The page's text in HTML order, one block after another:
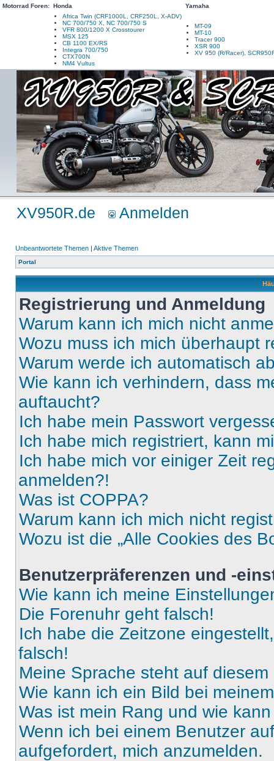
Motorrad Foren: Honda
Yamaha
Africa Twin (CRF1000L, CRF250L, X-ADV)
NC 700/750 X, NC 700/750 S
VFR 800/1200 X Crosstourer
MSX 125
CB 1100 EX/RS
Integra 700/750
CTX700N
NM4 Vultus
MT-09
MT-10
Tracer 900
XSR 900
XV 950 (R/Racer),
XV950R.de Anmelden
Unbeantwortete Themen | Aktive Themen
Portal
Registrierung und Anmeldung
Warum kann ich mich nicht
Wozu muss ich mich überhaupt
Warum werde ich automatisch
Wie kann ich verhindern, dass
auftaucht?
Ich habe mein Passwort
Ich habe mich registriert, kann
Ich habe mich vor einiger Zeit
anmelden?!
Was ist COPPA?
Warum kann ich mich nicht
Wozu ist die „Alle Cookies des
Benutzerpräferenzen und -
Wie kann ich meine
Die Forenuhr geht falsch!
Ich habe die Zeitzone
falsch!
Meine Sprache steht auf
Wie kann ich ein Bild bei
Was ist mein Rang und wie
Wenn ich bei einem Benutzer
aufgefordert, mich anzumelden.